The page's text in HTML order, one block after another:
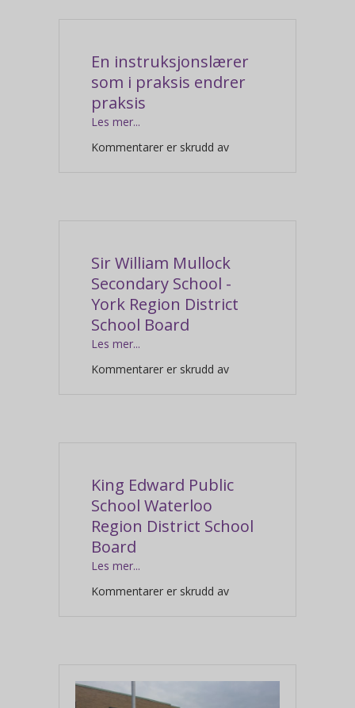
En instruksjonslærer
som i praksis endrer
praksis
Les mer...
Kommentarer er skrudd avfor
Sir William Mullock
Secondary School -
York Region District
School Board
Les mer...
Kommentarer er skrudd avfor
King Edward Public
School Waterloo
Region District School
Board
Les mer...
Kommentarer er skrudd avfor